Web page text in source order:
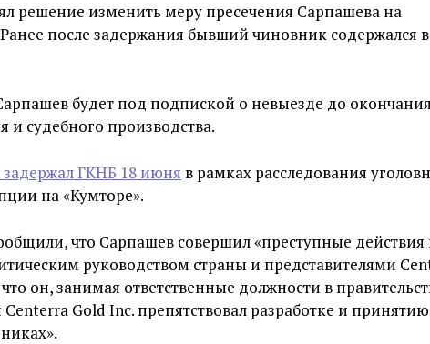
решение изменить меру пресечения Сарпашева на
после задержания бывший чиновник содержался в
будет под подпиской о невыезде до окончания
и судебного производства.
ГКНБ 18 июня в рамках расследования
на «Кумторе».
что Сарпашев совершил «преступные действия
руководством страны и представителями
он, занимая ответственные должности в
Gold Inc. препятствовал разработке и принятию